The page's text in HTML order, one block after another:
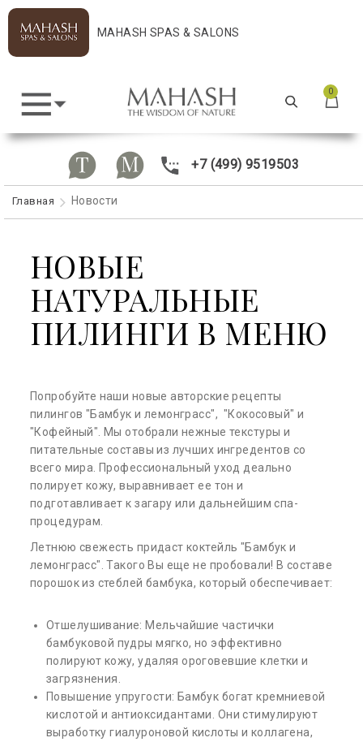
MAHASH SPAS & SALONS
0
+7 (499) 9519503
Главная Новости
НОВЫЕ
НАТУРАЛЬНЫЕ
ПИЛИНГИ В МЕНЮ
Попробуйте наши новые авторские рецепты
пилингов "Бамбук и лемонграсс", "Кокосовый" и
"Кофейный". Мы отобрали нежные текстуры и
питательные составы из лучших ингредентов со
всего мира. Профессиональный уход деально
полирует кожу, выравнивает ее тон и
подготавливает к загару или дальнейшим спа-
процедурам.
Летнюю свежесть придаст коктейль "Бамбук и
лемонграсс". Такого Вы еще не пробовали! В составе
порошок из стеблей бамбука, который обеспечивает:
Отшелушивание: Мельчайшие частички
бамбуковой пудры мягко, но эффективно
полируют кожу, удаляя ороговевшие клетки и
загрязнения.
Повышение упругости: Бамбук богат кремниевой
кислотой и антиоксидантами. Они стимулируют
выработку гиалуроновой кислоты и коллагена,